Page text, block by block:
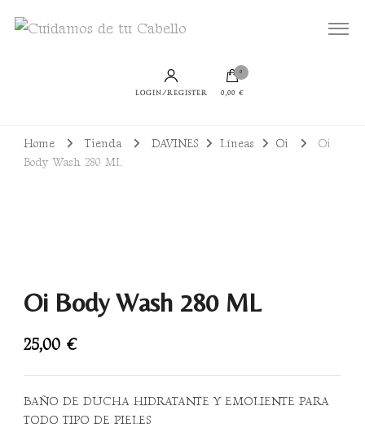
Cuidamos de tu Cabello
Todo lo que necesitas para lucir un cabello bien cuidado, sano y con productos
sostenibles
LOGIN/REGISTER
0
0,00 €
Home Tienda DAVINES Líneas Oi
Oi
Body Wash 280 ML
Oi Body Wash 280 ML
25,00 €
BAÑO DE DUCHA HIDRATANTE Y EMOLIENTE PARA
TODO TIPO DE PIELES